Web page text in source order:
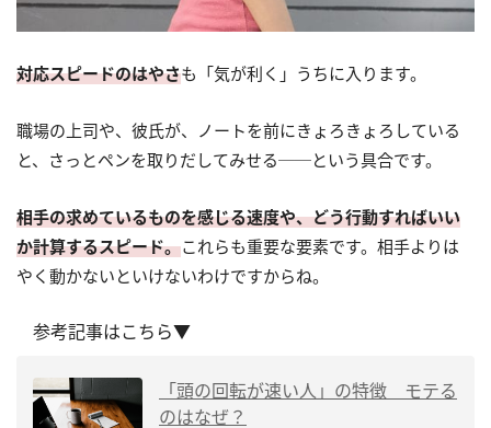
対応スピードのはやさも「気が利く」うちに入ります。
職場の上司や、彼氏が、ノートを前にきょろきょろしている
と、さっとペンを取りだしてみせる──という具合です。
相手の求めているものを感じる速度や、どう行動すればいい
か計算するスピード。これらも重要な要素です。相手よりは
やく動かないといけないわけですからね。
参考記事はこちら▼
「頭の回転が速い人」の特徴 モテる
のはなぜ？